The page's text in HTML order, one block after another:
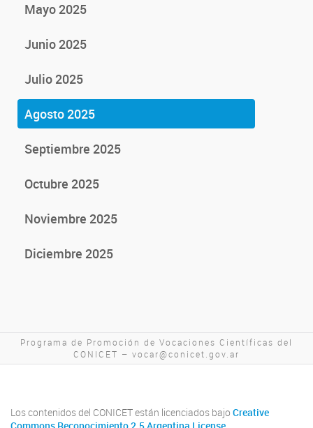
Mayo 2025
Junio 2025
Julio 2025
Agosto 2025
Septiembre 2025
Octubre 2025
Noviembre 2025
Diciembre 2025
Programa de Promoción de Vocaciones Científicas del
CONICET – vocar@conicet.gov.ar
Los contenidos del CONICET están licenciados bajo Creative